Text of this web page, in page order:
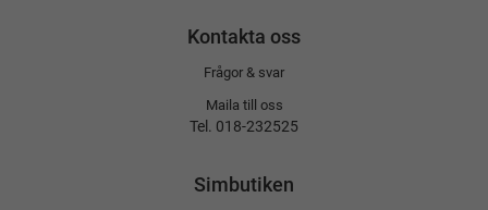
Kontakta oss
Frågor & svar
Maila till oss
Tel. 018-232525
Simbutiken